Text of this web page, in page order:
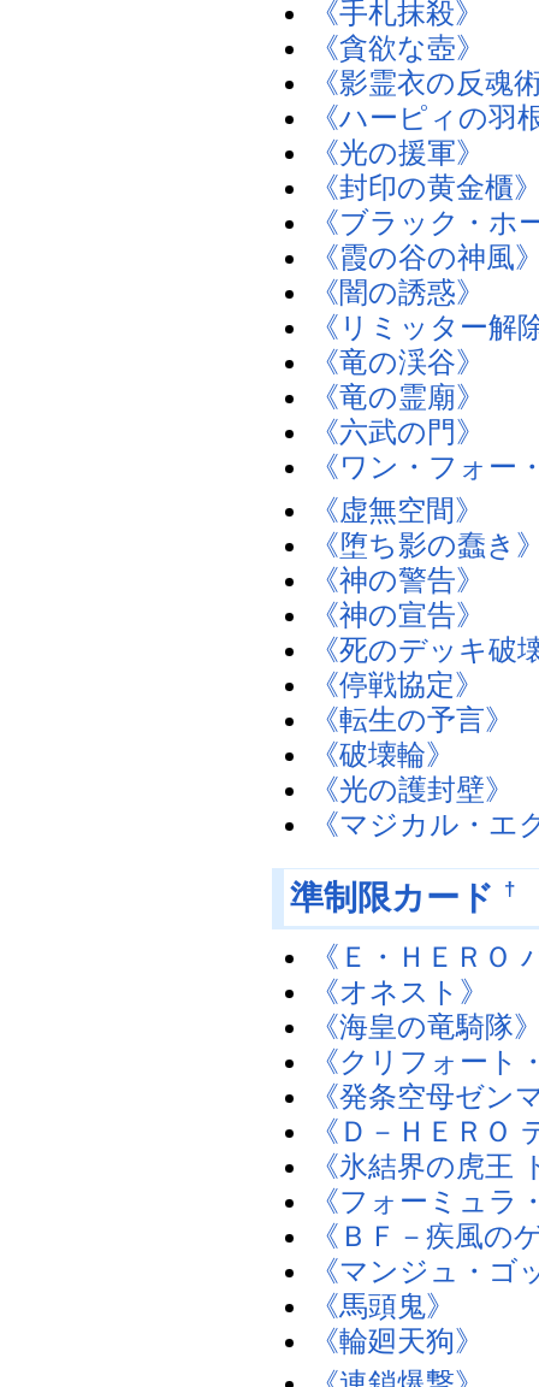
《手札抹殺》
《貪欲な壺》
《影霊衣の反魂
《ハーピィの羽
《光の援軍》
《封印の黄金櫃
《ブラック・ホ
《霞の谷の神風
《闇の誘惑》
《リミッター解
《竜の渓谷》
《竜の霊廟》
《六武の門》
《ワン・フォー
《虚無空間》
《堕ち影の蠢き
《神の警告》
《神の宣告》
《死のデッキ破
《停戦協定》
《転生の予言》
《破壊輪》
《光の護封壁》
《マジカル・エ
準制限カード †
《Ｅ・ＨＥＲＯ
《オネスト》
《海皇の竜騎隊
《クリフォート
《発条空母ゼン
《Ｄ－ＨＥＲＯ
《氷結界の虎王
《フォーミュラ
《ＢＦ－疾風の
《マンジュ・ゴ
《馬頭鬼》
《輪廻天狗》